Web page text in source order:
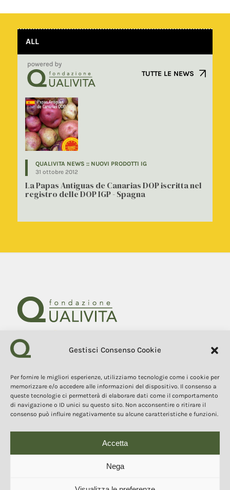
Gestisci Consenso Cookie
Per fornire le migliori esperienze, utilizziamo tecnologie come i cookie per
memorizzare e/o accedere alle informazioni del dispositivo. Il consenso a
queste tecnologie ci permetterà di elaborare dati come il comportamento
di navigazione o ID unici su questo sito. Non acconsentire o ritirare il
consenso può influire negativamente su alcune caratteristiche e funzioni.
Accetta
Nega
ALL
TUTTE LE NEWS
QUALIVITA NEWS :: NUOVI PRODOTTI IG
31 ottobre 2012
La Papas Antiguas de Canarias DOP iscritta nel
registro delle DOP IGP - Spagna
Fondazione Qualivita
53100 Siena (Si) Italy
Tel. +39 0577 1503049
COPYRIGHT 2025
I contenuti, i testi e le immagini di questo sito web sono di
qualsiasi forma, dei contenuti e delle immagini senza espressa